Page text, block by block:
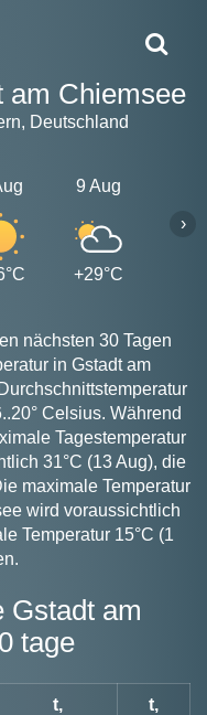
am Chiemsee
Deutschland
9 Aug
+29°C
›
nächsten 30 Tagen
in Gstadt am
Celsius. Während
Tagestemperatur
31°C (13 Aug), die
maximale Temperatur
wird voraussichtlich
Temperatur 15°C (1
tage
t,
t,